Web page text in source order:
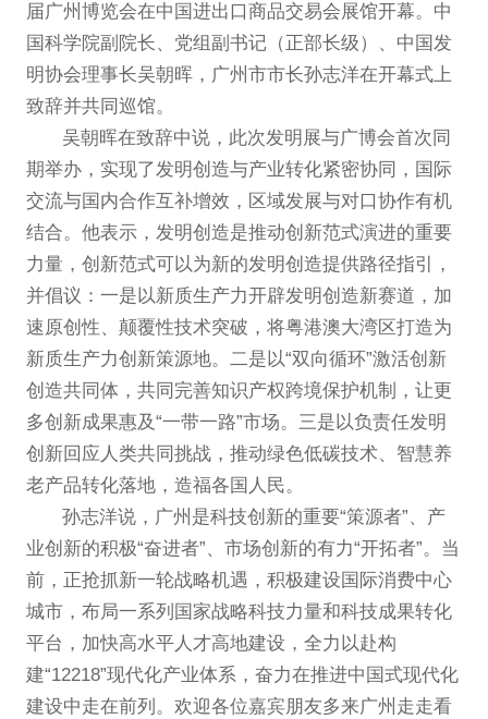
届广州博览会在中国进出口商品交易会展馆开幕。中
国科学院副院长、党组副书记（正部长级）、中国发
明协会理事长吴朝晖，广州市市长孙志洋在开幕式上
致辞并共同巡馆。
吴朝晖在致辞中说，此次发明展与广博会首次同
期举办，实现了发明创造与产业转化紧密协同，国际
交流与国内合作互补增效，区域发展与对口协作有机
结合。他表示，发明创造是推动创新范式演进的重要
力量，创新范式可以为新的发明创造提供路径指引，
并倡议：一是以新质生产力开辟发明创造新赛道，加
速原创性、颠覆性技术突破，将粤港澳大湾区打造为
新质生产力创新策源地。二是以“双向循环”激活创新
创造共同体，共同完善知识产权跨境保护机制，让更
多创新成果惠及“一带一路”市场。三是以负责任发明
创新回应人类共同挑战，推动绿色低碳技术、智慧养
老产品转化落地，造福各国人民。
孙志洋说，广州是科技创新的重要“策源者”、产
业创新的积极“奋进者”、市场创新的有力“开拓者”。当
前，正抢抓新一轮战略机遇，积极建设国际消费中心
城市，布局一系列国家战略科技力量和科技成果转化
平台，加快高水平人才高地建设，全力以赴构
建“12218”现代化产业体系，奋力在推进中国式现代化
建设中走在前列。欢迎各位嘉宾朋友多来广州走走看